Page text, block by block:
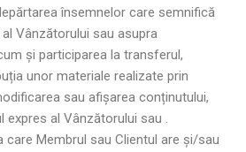
însemnelor care semnifică
Vânzătorului sau asupra
și participarea la transferul,
unor materiale realizate prin
sau afișarea conținutului,
expres al Vânzătorului sau .
care Membrul sau Clientul are și/sau